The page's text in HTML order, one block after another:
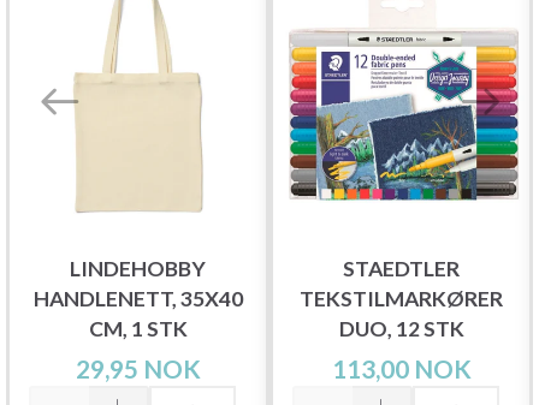
LINDEHOBBY
HANDLENETT, 35X40
CM, 1 STK
29,95 NOK
STAEDTLER
TEKSTILMARKØRER
DUO, 12 STK
113,00 NOK